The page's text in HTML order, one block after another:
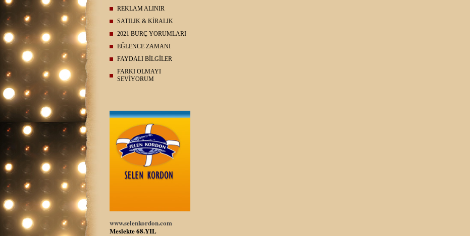
REKLAM ALINIR
SATILIK & KİRALIK
2021 BURÇ YORUMLARI
EĞLENCE ZAMANI
FAYDALI BİLGİLER
FARKI OLMAYI
SEVİYORUM
www.selenkordon.com
Meslekte 68.YIL